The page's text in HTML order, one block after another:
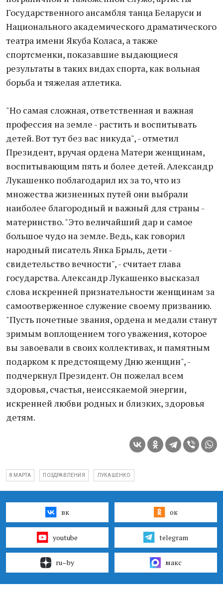
Государственного ансамбля танца Беларуси и
Национального академического драматического
театра имени Якуба Коласа, а также
спортсменки, показавшие выдающиеся
результаты в таких видах спорта, как вольная
борьба и тяжелая атлетика.
"Но самая сложная, ответственная и важная
профессия на земле - растить и воспитывать
детей. Вот тут без вас никуда", - отметил
Президент, вручая ордена Матери женщинам,
воспитывающим пять и более детей. Александр
Лукашенко поблагодарил их за то, что из
множества жизненных путей они выбрали
наиболее благородный и важный для страны -
материнство. "Это величайший дар и самое
большое чудо на земле. Ведь, как говорил
народный писатель Янка Брыль, дети -
свидетельство вечности", - считает глава
государства. Александр Лукашенко высказал
слова искренней признательности женщинам за
самоотверженное служение своему призванию.
"Пусть почетные звания, ордена и медали станут
зримым воплощением того уважения, которое
вы завоевали в своих коллективах, и памятным
подарком к предстоящему Дню женщин", -
подчеркнул Президент. Он пожелал всем
здоровья, счастья, неиссякаемой энергии,
искренней любви родных и близких, здоровья
детям.
8 МАРТА ПОЗДРАВЛЕНИЯ ЛУКАШЕНКО
вк ок
youtube telegram
ru–by макс